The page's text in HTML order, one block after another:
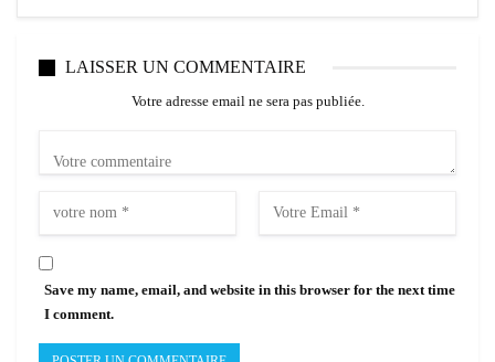
LAISSER UN COMMENTAIRE
Votre adresse email ne sera pas publiée.
Save my name, email, and website in this browser for the next time
I comment.